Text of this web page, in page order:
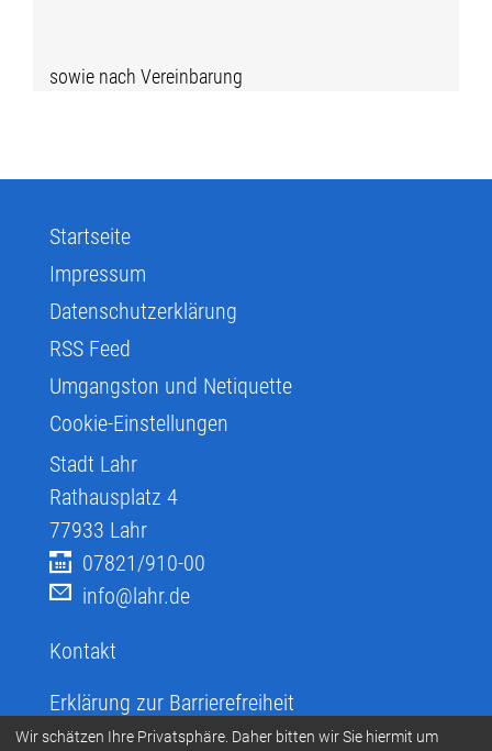
sowie nach Vereinbarung
Startseite
Impressum
Datenschutzerklärung
RSS Feed
Umgangston und Netiquette
Cookie-Einstellungen
Stadt Lahr
Rathausplatz 4
77933 Lahr
07821/910-00
info@lahr.de
Kontakt
Erklärung zur Barrierefreiheit
Infos zur Barrierefreiheit
Wir schätzen Ihre Privatsphäre. Daher bitten wir Sie hiermit um